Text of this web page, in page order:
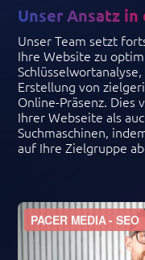
Unser Ansatz in
Unser Team setzt
Ihre Website zu
Erstellung von
Online-Präsenz. Dies
Ihrer Webseite als
Suchmaschinen,
auf Ihre Zielgruppe